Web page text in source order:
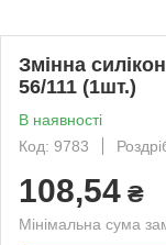
Змінна
56/111 (1шт.)
В наявності
Код: 9783
108,54 ₴
Мінімальна сума